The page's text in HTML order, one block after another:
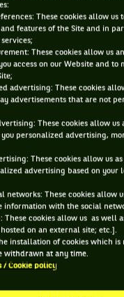
en Grand Chelem, elle a
la 24e mondiale,
Elsa Jacquemot
surtout, les 3e et 6e :
osé imaginer si
qui, avant de
contre une Top 90.
devez accepter les
sociaux" pour pouvoir
contenu
GÉRER MES PRÉFÉRENCES
These cookies allow us
features of the Site and in
These cookies allow us
access on our Website and to
advertising: These cookies
advertisements that are not
These cookies allow us
personalized advertising,
These cookies allow us
advertising based on your
networks: These cookies allow
information with the social
These cookies allow us as well
on an external site; etc.].
installation of cookies which
withdrawn at any time.
/ Cookie policy